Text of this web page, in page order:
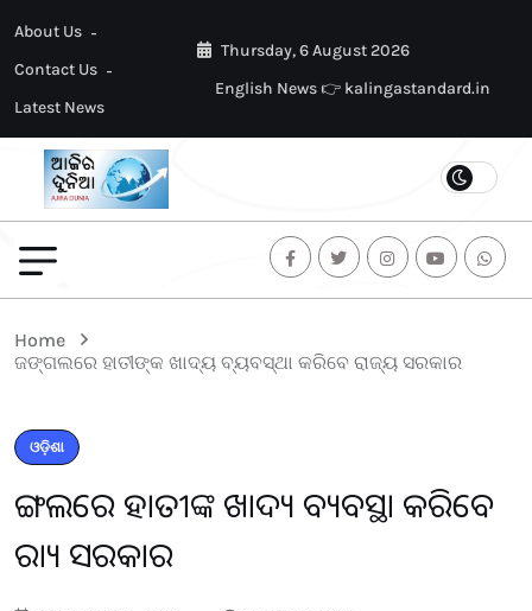
About Us
Contact Us
Latest News
Thursday, 6 August 2026
English News 👉 kalingastandard.in
Home
ଜଙ୍ଗଲରେ ହାତୀଙ୍କ ଖାଦ୍ୟ ବ୍ୟବସ୍ଥା କରିବେ ରାଜ୍ୟ ସରକାର
ଓଡ଼ିଶା
ଜଙ୍ଗଲରେ ହାତୀଙ୍କ ଖାଦ୍ୟ ବ୍ୟବସ୍ଥା କରିବେ
ରାଜ୍ୟ ସରକାର